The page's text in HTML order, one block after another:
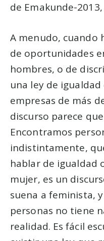
de Emakunde-
A menudo, cuando
de oportunidades
hombres, o de
una ley de
empresas de más
discurso parece
Encontramos
indistintamente,
hablar de igualdad
mujer, es un
suena a feminista,
personas no tiene
realidad. Es fácil